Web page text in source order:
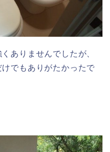
ありませんでしたが、
でもありがたかったで